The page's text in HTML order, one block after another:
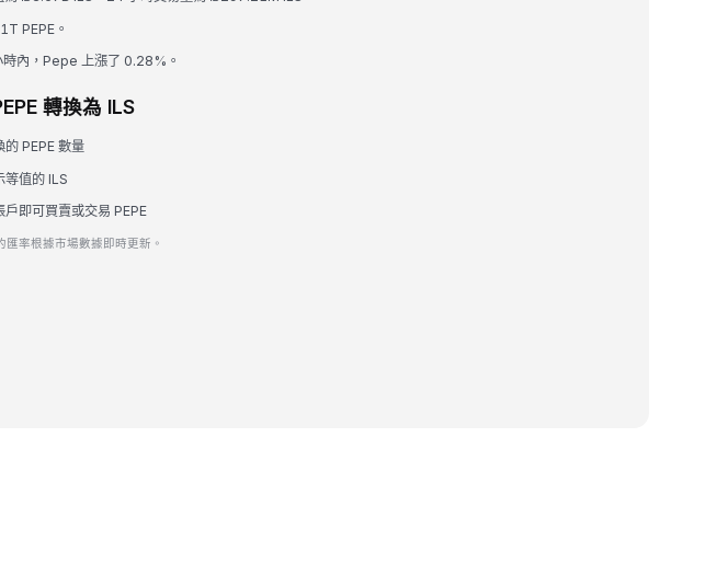
PEPE。
內，Pepe 上漲了 0.28%。
轉換為 ILS
PEPE 數量
等值的 ILS
即可買賣或交易 PEPE
匯率根據市場數據即時更新。